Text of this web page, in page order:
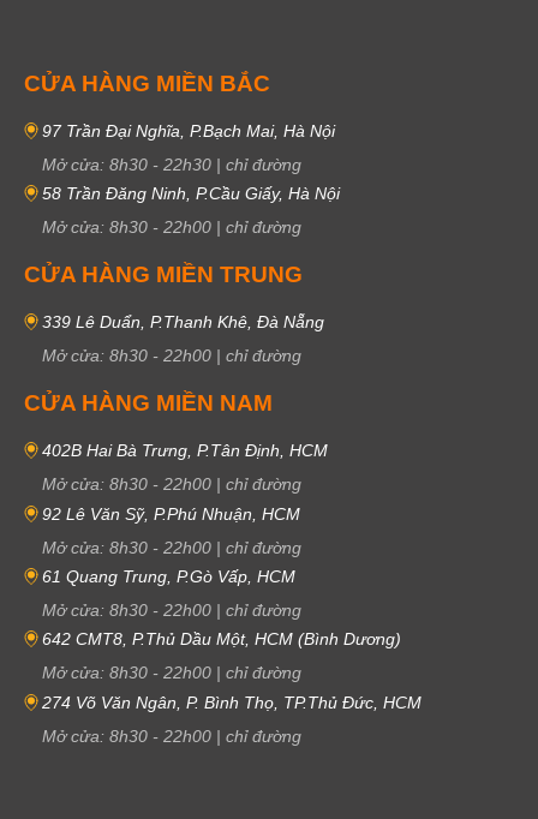
CỬA HÀNG MIỀN BẮC
97 Trần Đại Nghĩa, P.Bạch Mai, Hà Nội
Mở cửa: 8h30 - 22h30 | chỉ đường
58 Trần Đăng Ninh, P.Cầu Giấy, Hà Nội
Mở cửa: 8h30 - 22h00 | chỉ đường
CỬA HÀNG MIỀN TRUNG
339 Lê Duẩn, P.Thanh Khê, Đà Nẵng
Mở cửa: 8h30 - 22h00 | chỉ đường
CỬA HÀNG MIỀN NAM
402B Hai Bà Trưng, P.Tân Định, HCM
Mở cửa: 8h30 - 22h00 | chỉ đường
92 Lê Văn Sỹ, P.Phú Nhuận, HCM
Mở cửa: 8h30 - 22h00 | chỉ đường
61 Quang Trung, P.Gò Vấp, HCM
Mở cửa: 8h30 - 22h00 | chỉ đường
642 CMT8, P.Thủ Dầu Một, HCM (Bình Dương)
Mở cửa: 8h30 - 22h00 | chỉ đường
274 Võ Văn Ngân, P. Bình Thọ, TP.Thủ Đức, HCM
Mở cửa: 8h30 - 22h00 | chỉ đường